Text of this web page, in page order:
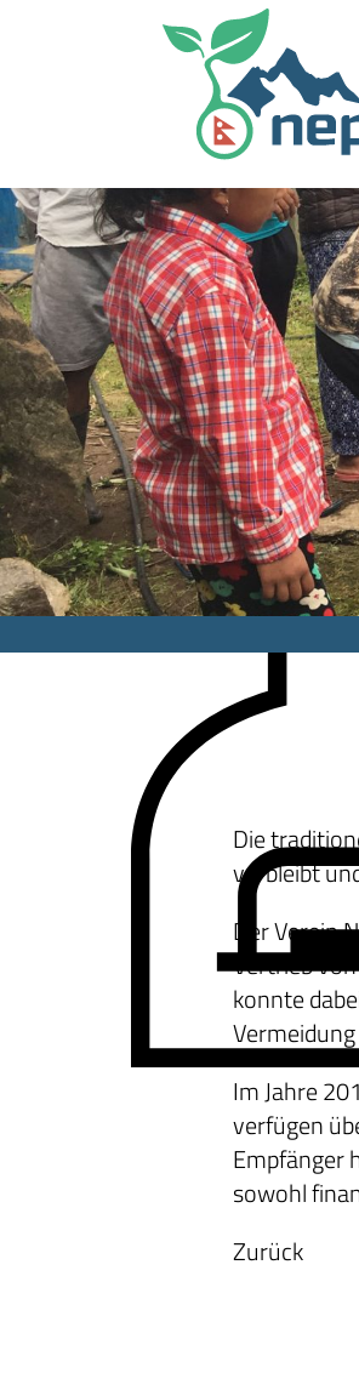
Die
verbleibt
Der Verein
Vertrieb
konnte
Im Jahre
verfügen
Empfänger
sowohl
Zurück